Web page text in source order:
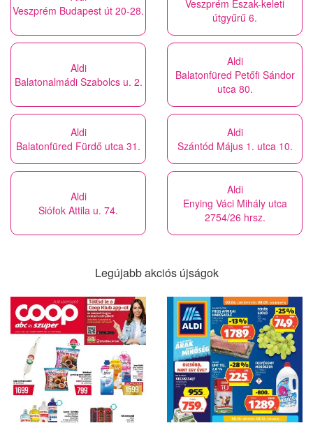
Veszprém Budapest út 20-28.
Veszprém Észak-keleti
útgyűrű 6.
Aldi
Balatonalmádi Szabolcs u. 2.
Aldi
Balatonfüred Petőfi Sándor
utca 80.
Aldi
Balatonfüred Fürdő utca 31.
Aldi
Szántód Május 1. utca 10.
Aldi
Siófok Attila u. 74.
Aldi
Enying Váci Mihály utca
2754/26 hrsz.
Legújabb akciós újságok